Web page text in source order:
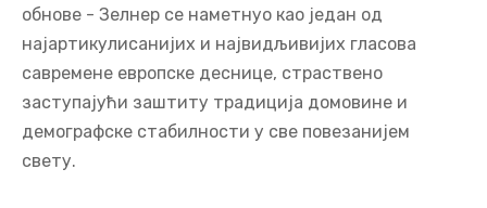
обнове - Зелнер се наметнуо као један од
најартикулисанијих и највидљивијих гласова
савремене европске деснице, страствено
заступајући заштиту традиција домовине и
демографске стабилности у све повезанијем
свету.